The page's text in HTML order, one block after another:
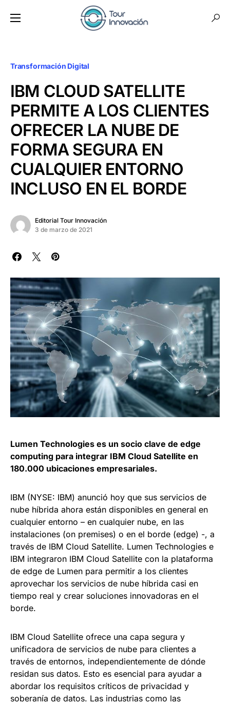
Transformación Digital
IBM CLOUD SATELLITE
PERMITE A LOS CLIENTES
OFRECER LA NUBE DE
FORMA SEGURA EN
CUALQUIER ENTORNO
INCLUSO EN EL BORDE
Editorial Tour Innovación
3 de marzo de 2021
Lumen Technologies es un socio clave de edge
computing para integrar IBM Cloud Satellite en
180.000 ubicaciones empresariales.
IBM (NYSE: IBM) anunció hoy que sus servicios de
nube híbrida ahora están disponibles en general en
cualquier entorno – en cualquier nube, en las
instalaciones (on premises) o en el borde (edge) -, a
través de IBM Cloud Satellite. Lumen Technologies e
IBM integraron IBM Cloud Satellite con la plataforma
de edge de Lumen para permitir a los clientes
aprovechar los servicios de nube híbrida casi en
tiempo real y crear soluciones innovadoras en el
borde.
IBM Cloud Satellite ofrece una capa segura y
unificadora de servicios de nube para clientes a
través de entornos, independientemente de dónde
residan sus datos. Esto es esencial para ayudar a
abordar los requisitos críticos de privacidad y
soberanía de datos. Las industrias como las